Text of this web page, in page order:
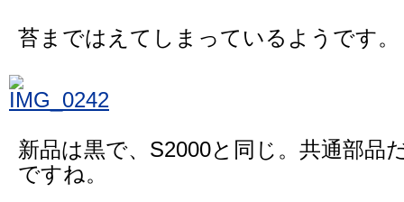
苔まではえてしまっているようです。
新品は黒で、S2000と同じ。共通部品
ですね。